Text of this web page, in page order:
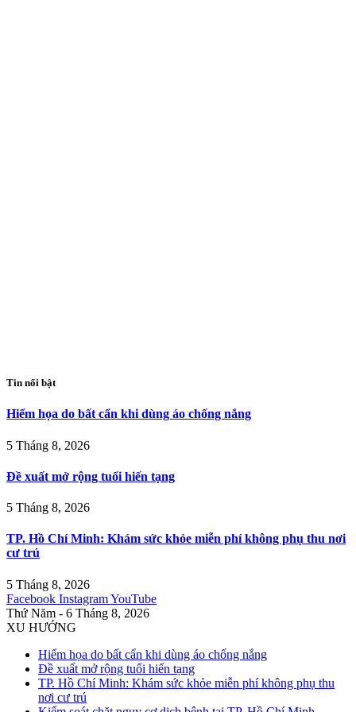
Tin nổi bật
Hiểm họa do bất cẩn khi dùng áo chống nắng
5 Tháng 8, 2026
Đề xuất mở rộng tuổi hiến tạng
5 Tháng 8, 2026
TP. Hồ Chí Minh: Khám sức khỏe miễn phí không phụ thu nơi
cư trú
5 Tháng 8, 2026
Facebook InstagramYouTube
Thứ Năm - 6 Tháng 8, 2026
XU HƯỚNG
Hiểm họa do bất cẩn khi dùng áo chống nắng
Đề xuất mở rộng tuổi hiến tạng
TP. Hồ Chí Minh: Khám sức khỏe miễn phí không phụ thu
nơi cư trú